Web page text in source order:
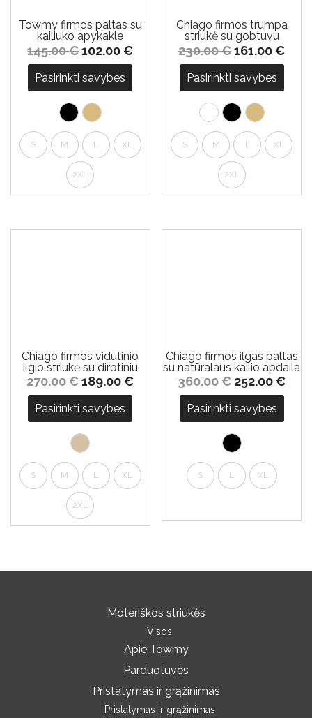
Towmy firmos paltas su
kailiuko apykakle
145.00€102.00€
Pasirinkti savybes
S M L XL
2XL
Chiago firmos trumpa
striukė su gobtuvu
230.00€161.00€
Pasirinkti savybes
S M L XL
2XL
Chiago firmos vidutinio
ilgio striukė su dirbtiniu
kailiu
270.00€189.00€
Pasirinkti savybes
S M L XL
2XL
Chiago firmos ilgas paltas
su natūralaus kailio apdaila
360.00€ 252.00€
Pasirinkti savybes
S L XL
Moteriškos striukės
Visos
Apie Towmy
Parduotuvės
Pristatymas ir grąžinimas
Pristatymas ir grąžinimas